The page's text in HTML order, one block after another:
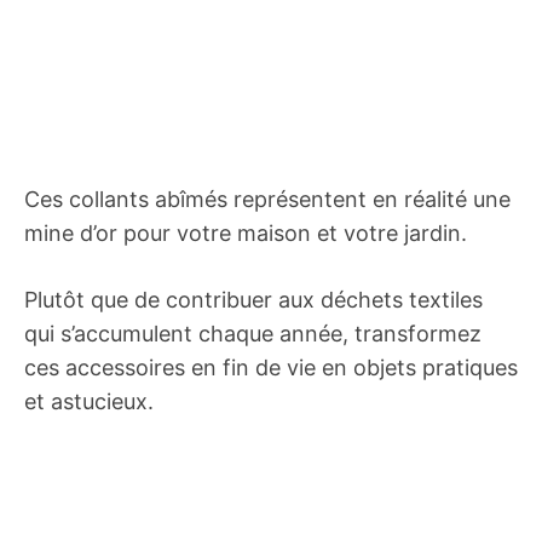
Ces collants abîmés représentent en réalité une
mine d’or pour votre maison et votre jardin.
Plutôt que de contribuer aux déchets textiles
qui s’accumulent chaque année, transformez
ces accessoires en fin de vie en objets pratiques
et astucieux.